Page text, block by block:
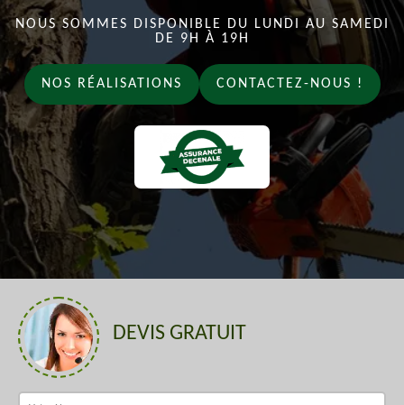
NOUS SOMMES DISPONIBLE DU LUNDI AU SAMEDI
DE 9H À 19H
NOS RÉALISATIONS CONTACTEZ-NOUS !
DEVIS GRATUIT